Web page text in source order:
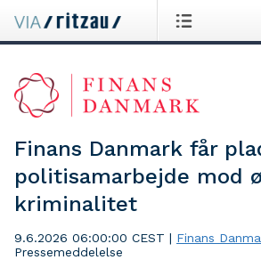
Finans Danmark får
politisamarbejde mod
kriminalitet
9.6.2026 06:00:00 CEST | Finans
Pressemeddelelse